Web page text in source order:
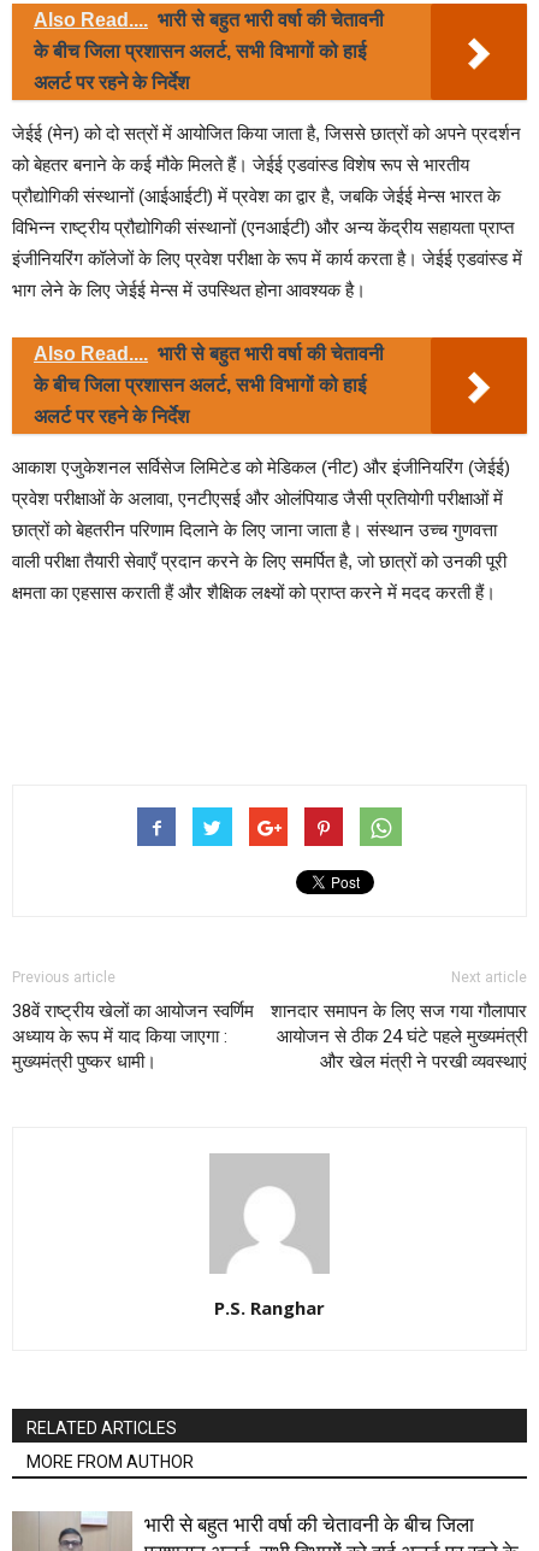
Also Read.... भारी से बहुत भारी वर्षा की चेतावनी
के बीच जिला प्रशासन अलर्ट, सभी विभागों को हाई
अलर्ट पर रहने के निर्देश
जेईई (मेन) को दो सत्रों में आयोजित किया जाता है, जिससे छात्रों को अपने प्रदर्शन
को बेहतर बनाने के कई मौके मिलते हैं। जेईई एडवांस्ड विशेष रूप से भारतीय
प्रौद्योगिकी संस्थानों (आईआईटी) में प्रवेश का द्वार है, जबकि जेईई मेन्स भारत के
विभिन्न राष्ट्रीय प्रौद्योगिकी संस्थानों (एनआईटी) और अन्य केंद्रीय सहायता प्राप्त
इंजीनियरिंग कॉलेजों के लिए प्रवेश परीक्षा के रूप में कार्य करता है। जेईई एडवांस्ड में
भाग लेने के लिए जेईई मेन्स में उपस्थित होना आवश्यक है।
Also Read.... भारी से बहुत भारी वर्षा की चेतावनी
के बीच जिला प्रशासन अलर्ट, सभी विभागों को हाई
अलर्ट पर रहने के निर्देश
आकाश एजुकेशनल सर्विसेज लिमिटेड को मेडिकल (नीट) और इंजीनियरिंग (जेईई)
प्रवेश परीक्षाओं के अलावा, एनटीएसई और ओलंपियाड जैसी प्रतियोगी परीक्षाओं में
छात्रों को बेहतरीन परिणाम दिलाने के लिए जाना जाता है। संस्थान उच्च गुणवत्ता
वाली परीक्षा तैयारी सेवाएँ प्रदान करने के लिए समर्पित है, जो छात्रों को उनकी पूरी
क्षमता का एहसास कराती हैं और शैक्षिक लक्ष्यों को प्राप्त करने में मदद करती हैं।
Previous article
38वें राष्ट्रीय खेलों का आयोजन स्वर्णिम
अध्याय के रूप में याद किया जाएगा :
मुख्यमंत्री पुष्कर धामी।
Next article
शानदार समापन के लिए सज गया गौलापार
आयोजन से ठीक 24 घंटे पहले मुख्यमंत्री
और खेल मंत्री ने परखी व्यवस्थाएं
P.S. Ranghar
RELATED ARTICLES
MORE FROM AUTHOR
भारी से बहुत भारी वर्षा की चेतावनी के बीच जिला